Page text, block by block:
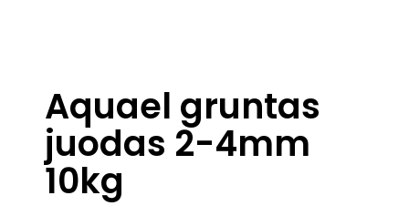
Aquael gruntas
juodas 2-4mm
10kg